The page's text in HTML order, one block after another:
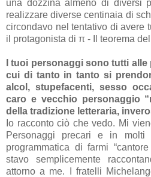
una dozzina almeno di diversi
realizzare diverse centinaia di
circondavo nel tentativo di avere
il protagonista di π - Il teorema
I tuoi personaggi sono tutti
cui di tanto in tanto si
alcol, stupefacenti, sesso
caro e vecchio personaggio
della tradizione letteraria,
Io racconto ciò che vedo. Mi
Personaggi precari e in molti
programmatica di farmi
stavo semplicemente
attorno a me. I fratelli